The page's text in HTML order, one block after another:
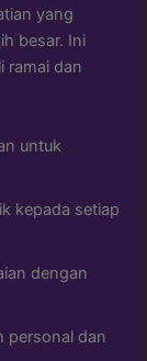
yang
besar. Ini
ramai dan
untuk
kepada setiap
dengan
personal dan